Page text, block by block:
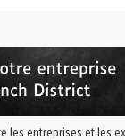
les entreprises et les